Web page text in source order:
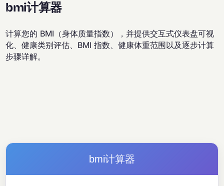
bmi计算器
计算您的 BMI（身体质量指数），并提供交互式仪表盘可视
化、健康类别评估、BMI 指数、健康体重范围以及逐步计算
步骤详解。
bmi计算器